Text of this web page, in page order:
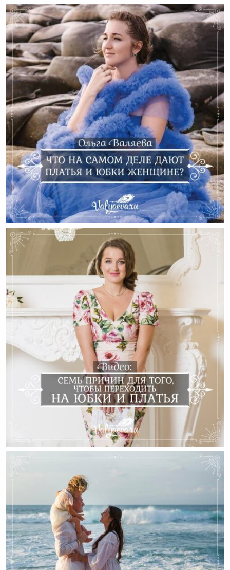
Что На Самом Деле Дают Платья И Юбки Женщине?
Семь Причин Для Перехода На Платья И Юбки